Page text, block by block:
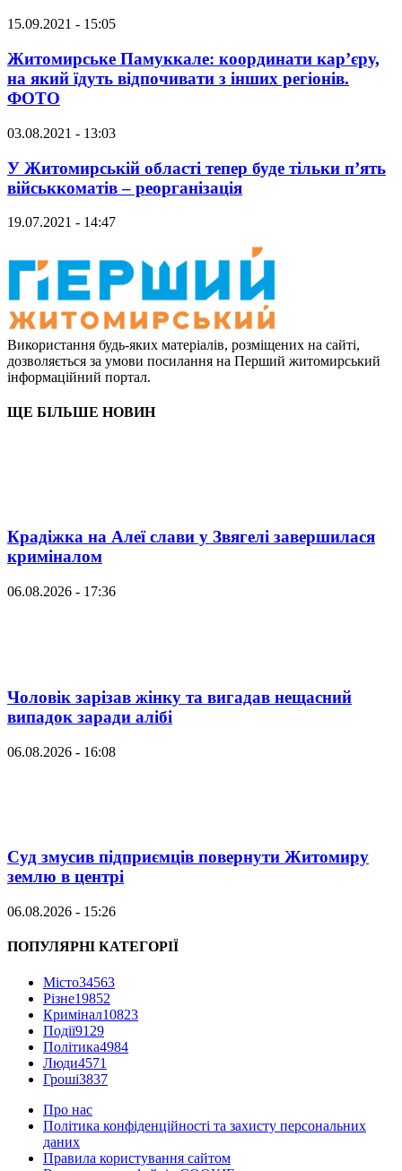
15.09.2021 - 15:05
Житомирське Памуккале: координати кар’єру,
на який їдуть відпочивати з інших регіонів.
ФОТО
03.08.2021 - 13:03
У Житомирській області тепер буде тільки п’ять
військкоматів – реорганізація
19.07.2021 - 14:47
Використання будь-яких матеріалів, розміщених на сайті,
дозволяється за умови посилання на Перший житомирський
інформаційний портал.
ЩЕ БІЛЬШЕ НОВИН
Крадіжка на Алеї слави у Звягелі завершилася
криміналом
06.08.2026 - 17:36
Чоловік зарізав жінку та вигадав нещасний
випадок заради алібі
06.08.2026 - 16:08
Суд змусив підприємців повернути Житомиру
землю в центрі
06.08.2026 - 15:26
ПОПУЛЯРНІ КАТЕГОРІЇ
Місто34563
Різне19852
Кримінал10823
Події9129
Політика4984
Люди4571
Гроші3837
Про нас
Політика конфіденційності та захисту персональних
даних
Правила користування сайтом